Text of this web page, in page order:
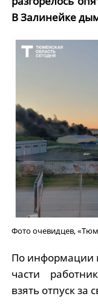
В Залинейке
Фото очевидцев,
По информации
части
взять отпуск за